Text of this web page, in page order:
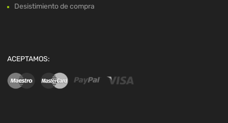
Desistimiento de compra
ACEPTAMOS: